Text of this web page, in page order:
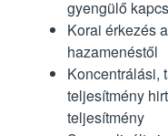
gyengülő
Korai érkezés
hazamenéstől
Koncentrálási,
teljesítmény
teljesítmény